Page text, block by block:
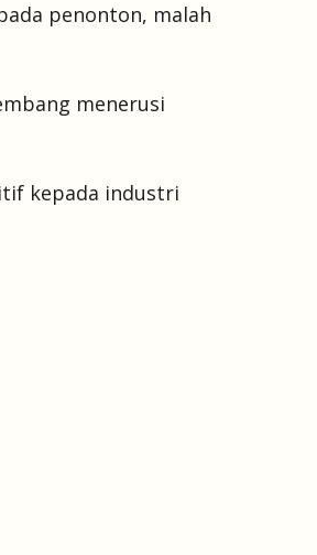
penonton, malah
menerusi
kepada industri